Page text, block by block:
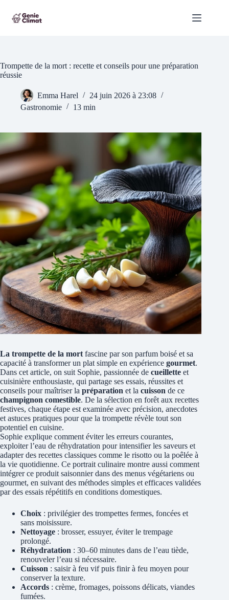
contenu
Trompette de la mort : recette et conseils pour une préparation
réussie
Emma Harel
24 juin 2026 à 23:08
Gastronomie
13 min
La trompette de la mort fascine par son parfum boisé et sa
capacité à transformer un plat simple en expérience gourmet.
Dans cet article, on suit Sophie, passionnée de cueillette et
cuisinière enthousiaste, qui partage ses essais, réussites et
conseils pour maîtriser la préparation et la cuisson de ce
champignon comestible. De la sélection en forêt aux recettes
festives, chaque étape est examinée avec précision, anecdotes
et astuces pratiques pour que la trompette révèle tout son
potentiel en cuisine.
Sophie explique comment éviter les erreurs courantes,
exploiter l’eau de réhydratation pour intensifier les saveurs et
adapter des recettes classiques comme le risotto ou la poêlée à
la vie quotidienne. Ce portrait culinaire montre aussi comment
intégrer ce produit saisonnier dans des menus végétariens ou
gourmet, en suivant des méthodes simples et efficaces validées
par des essais répétitifs en conditions domestiques.
Choix : privilégier des trompettes fermes, foncées et
sans moisissure.
Nettoyage : brosser, essuyer, éviter le trempage
prolongé.
Réhydratation : 30–60 minutes dans de l’eau tiède,
renouveler l’eau si nécessaire.
Cuisson : saisir à feu vif puis finir à feu moyen pour
conserver la texture.
Accords : crème, fromages, poissons délicats, viandes
fumées.